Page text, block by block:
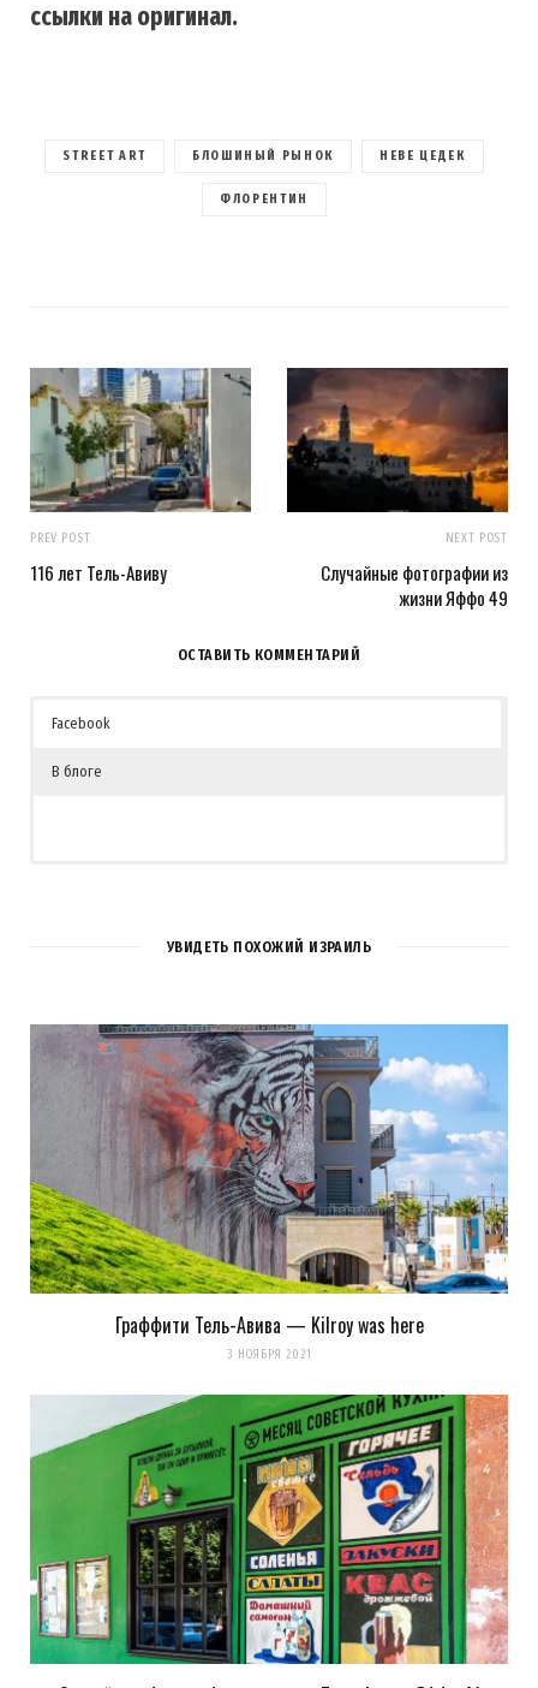
ссылки на оригинал.
STREET ART БЛОШИНЫЙ РЫНОК НЕВЕ ЦЕДЕК
ФЛОРЕНТИН
PREV POST
116 лет Тель-Авиву
NEXT POST
Случайные фотографии из
жизни Яффо 49
ОСТАВИТЬ КОММЕНТАРИЙ
Facebook
В блоге
Сохранить моё имя, email и адрес сайта в этом браузере для
Уведомить меня о новых комментариях по email.
Уведомлять меня о новых записях почтой.
Оповещать о новых
комментариях. А можно простоподписаться на комментарии
УВИДЕТЬ ПОХОЖИЙ ИЗРАИЛЬ
Граффити Тель-Авива — Kilroy was here
3 НОЯБРЯ 2021